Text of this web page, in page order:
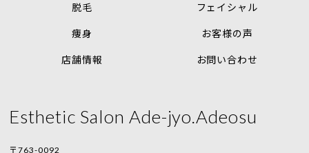
脱毛 フェイシャル
痩身 お客様の声
店舗情報 お問い合わせ
Esthetic Salon Ade-jyo.Adeosu
〒763-0092